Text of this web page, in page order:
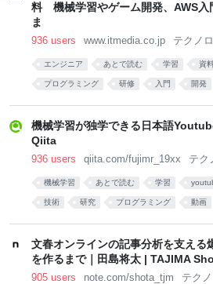
料 機械学習やゲーム開発、AWS入
ま
936 users www.itmedia.co.jp テクノ
エンジニア あとで読む 学習 資
プログラミング 研修 入門 開発
機械学習が独学できる日本語
Qiita
936 users qiita.com/fujimr_19xx テク
機械学習 あとで読む 学習
技術 研究 プログラミング 動画
文春オンラインの記事分析を支える
を作るまで｜田島将太 | TAJIMA
905 users note.com/shota_tjm テク